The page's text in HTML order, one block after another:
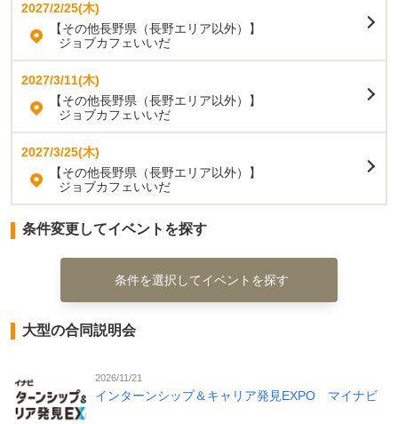
2027/2/25(木)
【その他長野県（長野エリア以外）】
ジョブカフェいいだ
2027/3/11(木)
【その他長野県（長野エリア以外）】
ジョブカフェいいだ
2027/3/25(木)
【その他長野県（長野エリア以外）】
ジョブカフェいいだ
条件変更してイベントを探す
条件を選択してイベントを探す
大型の合同説明会
2026/11/21
インターンシップ＆キャリア発見EXPO マイナビ